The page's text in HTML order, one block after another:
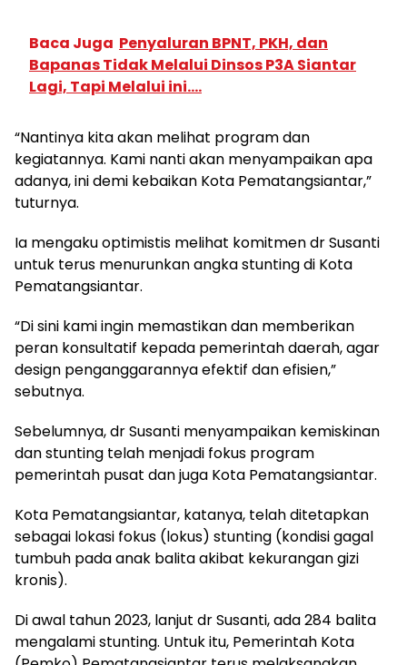
Baca Juga Penyaluran BPNT, PKH, dan
Bapanas Tidak Melalui Dinsos P3A Siantar
Lagi, Tapi Melalui ini....
“Nantinya kita akan melihat program dan
kegiatannya. Kami nanti akan menyampaikan apa
adanya, ini demi kebaikan Kota Pematangsiantar,”
tuturnya.
Ia mengaku optimistis melihat komitmen dr Susanti
untuk terus menurunkan angka stunting di Kota
Pematangsiantar.
“Di sini kami ingin memastikan dan memberikan
peran konsultatif kepada pemerintah daerah, agar
design penganggarannya efektif dan efisien,”
sebutnya.
Sebelumnya, dr Susanti menyampaikan kemiskinan
dan stunting telah menjadi fokus program
pemerintah pusat dan juga Kota Pematangsiantar.
Kota Pematangsiantar, katanya, telah ditetapkan
sebagai lokasi fokus (lokus) stunting (kondisi gagal
tumbuh pada anak balita akibat kekurangan gizi
kronis).
Di awal tahun 2023, lanjut dr Susanti, ada 284 balita
mengalami stunting. Untuk itu, Pemerintah Kota